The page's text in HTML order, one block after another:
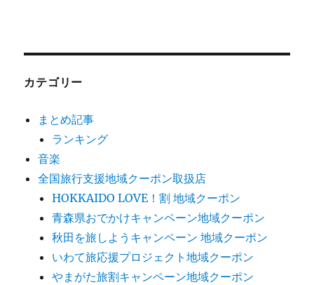
カテゴリー
まとめ記事
ランキング
音楽
全国旅行支援地域クーポン取扱店
HOKKAIDO LOVE！割 地域クーポン
青森県おでかけキャンペーン地域クーポン
秋田を旅しようキャンペーン 地域クーポン
いわて旅応援プロジェクト地域クーポン
やまがた旅割キャンペーン地域クーポン